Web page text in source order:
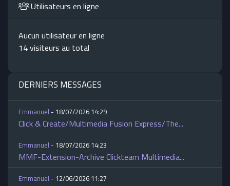
Utilisateurs en ligne
Aucun utilisateur en ligne
14 visiteurs au total
DERNIERS MESSAGES
Emmanuel- 18/07/2026 14:29
Click & Create/Multimedia Fusion Express/The...
Emmanuel- 18/07/2026 14:23
MMF-Extension-Archive Clickteam Multimedia...
Emmanuel- 12/06/2026 11:27